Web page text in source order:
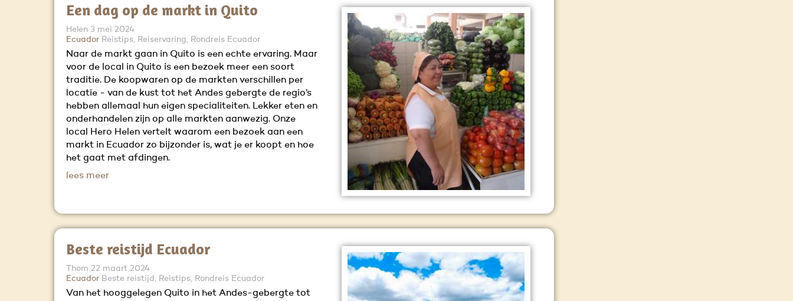
Een dag op de markt in Quito
Helen 3 mei 2024
Ecuador Reistips, Reiservaring, Rondreis Ecuador
Naar de markt gaan in Quito is een echte ervaring. Maar
voor de local in Quito is een bezoek meer een soort
traditie. De koopwaren op de markten verschillen per
locatie - van de kust tot het Andes gebergte de regio’s
hebben allemaal hun eigen specialiteiten. Lekker eten en
onderhandelen zijn op alle markten aanwezig. Onze
local Hero Helen vertelt waarom een bezoek aan een
markt in Ecuador zo bijzonder is, wat je er koopt en hoe
het gaat met afdingen.
lees meer
Beste reistijd Ecuador
Thom 22 maart 2024
Ecuador Beste reistijd, Reistips, Rondreis Ecuador
Van het hooggelegen Quito in het Andes-gebergte tot